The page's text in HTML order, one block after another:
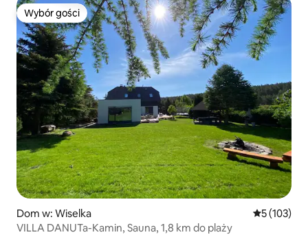
Wybór gości
Wybór gości
Dom w: Wiselka Średnia
5 (103)
VILLA DANUTa-Kamin, Sauna, 1,8 km do plaży